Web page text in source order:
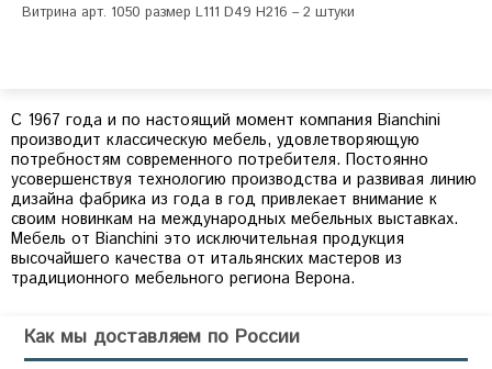
Витрина арт. 1050 размер L111 D49 H216 – 2 штуки
С 1967 года и по настоящий момент компания Bianchini
производит классическую мебель, удовлетворяющую
потребностям современного потребителя. Постоянно
усовершенствуя технологию производства и развивая линию
дизайна фабрика из года в год привлекает внимание к
своим новинкам на международных мебельных выставках.
Мебель от Bianchini это исключительная продукция
высочайшего качества от итальянских мастеров из
традиционного мебельного региона Верона.
Как мы доставляем по России